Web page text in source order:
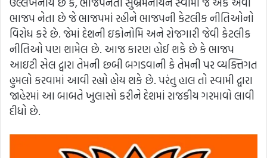
ભાજપ નેતા છે જે ભાજપમાં રહીને ભાજપની કેટલીક નીતિઓનો
વિરોધ કરે છે. જેમાં દેશની ઇકોનોમિ અને રોજગારી જેવી કેટલીક
નીતિઓ પણ શામેલ છે. આજ કારણ હોઈ શકે છે કે ભાજપ
આઇટી સેલ દ્વારા તેમની છબી બગડવાની કે તેમની પર વ્યક્તિગત
હુમલો કરવામાં આવી રહ્યો હોય શકે છે. પરંતુ હાલ તો સ્વામી દ્વારા
જાહેરમાં આ બાબતે ખુલાસો કરીને દેશમાં રાજકીય ગરમાવો લાવી
દીધો છે.